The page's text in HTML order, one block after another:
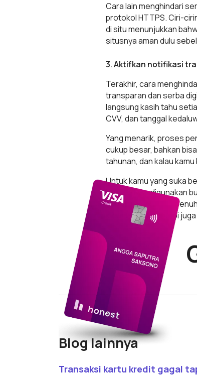
Cara lain menghindari
protokol HTTPS. Ciri-
di situ menunjukkan
situsnya aman dulu
3. Aktifkan notifikasi
Terakhir, cara
transparan dan serba
langsung kasih tahu
CVV, dan tanggal
Yang menarik, proses
cukup besar, bahkan
tahunan, dan kalau
Untuk kamu yang suka
bahkan bisa digunakan
aplikasi, mau bayar
kejahatan siber, tapi
Blog lainnya
Transaksi kartu kredit gagal